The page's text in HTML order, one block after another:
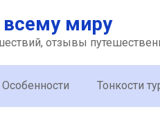
миру
отзывы
Особенности Тонкости